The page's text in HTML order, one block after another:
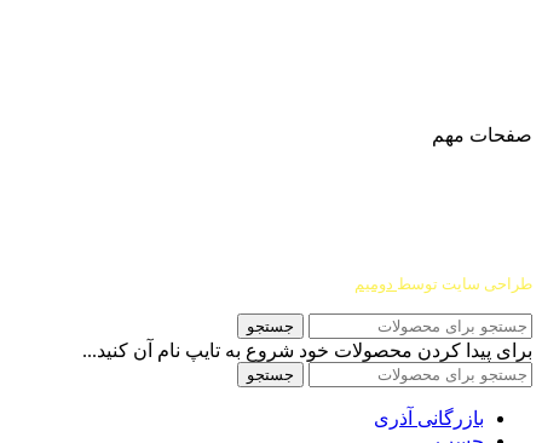
صفحات مهم
طراحی سایت توسط دومیم
جستجو
برای پیدا کردن محصولات خود شروع به تایپ نام آن کنید...
جستجو
بازرگانی آذری